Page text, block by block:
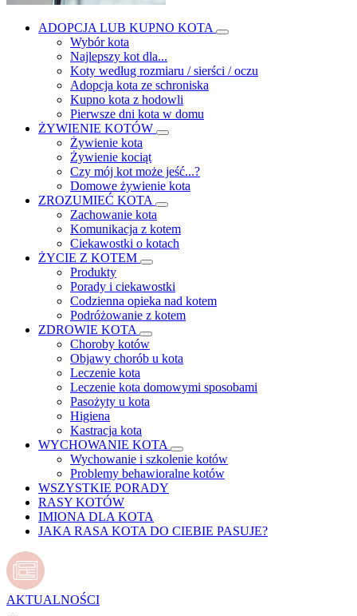
ADOPCJA LUB KUPNO KOTA
Wybór kota
Najlepszy kot dla...
Koty według rozmiaru / sierści / oczu
Adopcja kota ze schroniska
Kupno kota z hodowli
Pierwsze dni kota w domu
ŻYWIENIE KOTÓW
Żywienie kota
Żywienie kociąt
Czy mój kot może jeść...?
Domowe żywienie kota
ZROZUMIEĆ KOTA
Zachowanie kota
Komunikacja z kotem
Ciekawostki o kotach
ŻYCIE Z KOTEM
Produkty
Porady i ciekawostki
Codzienna opieka nad kotem
Podróżowanie z kotem
ZDROWIE KOTA
Choroby kotów
Objawy chorób u kota
Leczenie kota
Leczenie kota domowymi sposobami
Pasożyty u kota
Higiena
Kastracja kota
WYCHOWANIE KOTA
Wychowanie i szkolenie kotów
Problemy behawioralne kotów
WSZYSTKIE PORADY
RASY KOTÓW
IMIONA DLA KOTA
JAKA RASA KOTA DO CIEBIE PASUJE?
AKTUALNOŚCI